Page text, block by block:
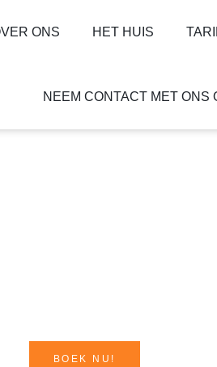
ONS HET HUIS
NEEM CONTACT MET ONS
BOEK NU!